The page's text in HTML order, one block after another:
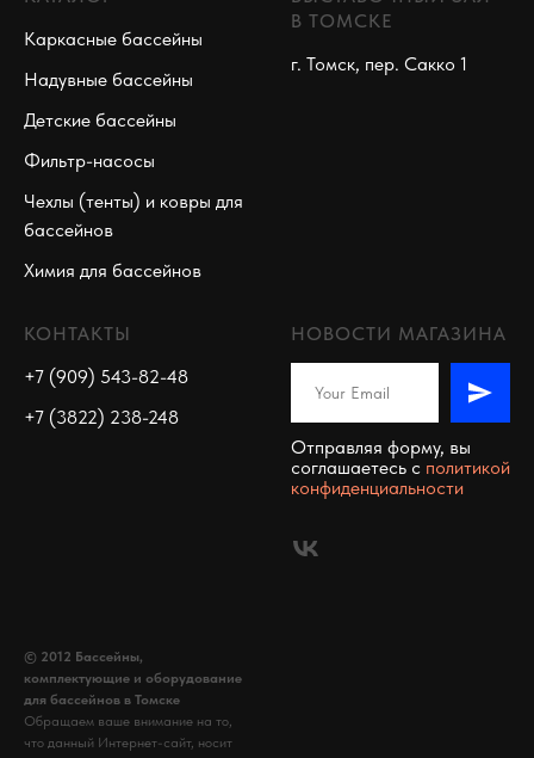
Каркасные бассейны
Надувные бассейны
Детские бассейны
Фильтр-насосы
Чехлы (тенты) и ковры для
бассейнов
Химия для бассейнов
В ТОМСКЕ
г. Томск, пер. Сакко 1
КОНТАКТЫ
+7 (909) 543-82-48
+7 (3822) 238-248
НОВОСТИ МАГАЗИНА
Отправляя форму, вы
соглашаетесь c политикой
конфиденциальности
© 2012 Бассейны,
комплектующие и оборудование
для бассейнов в Томске
Обращаем ваше внимание на то,
что данный Интернет-сайт, носит